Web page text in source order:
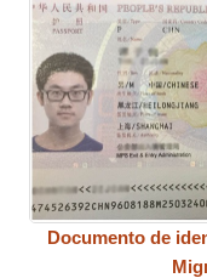
Documento de